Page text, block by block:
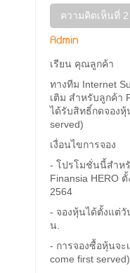
ความคิดเห็นที่ 2
Admin
เรียน คุณลูกค้า
ทางทีม Internet
เติม สำหรับลูกค้า
ได้รับสิทธิ์กดจองหุ้
served)
เงื่อนไขการจอง
- โปรโมชั่นนี้สำห
Finansia HERO
2564
- จองหุ้นได้ตั้งแต่วั
น.
- การจองซื้อหุ้นจะ
come first served)